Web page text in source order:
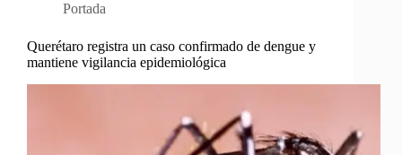
Portada
Querétaro registra un caso confirmado de dengue y
mantiene vigilancia epidemiológica